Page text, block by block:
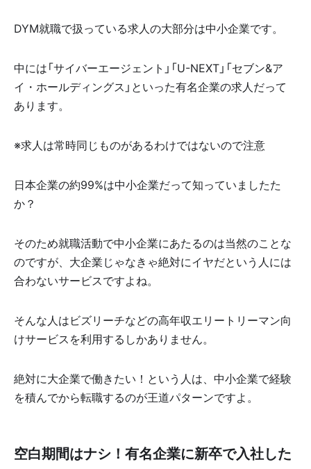
DYM就職で扱っている求人の大部分は中小企業です。
中には「サイバーエージェント」「U-NEXT」「セブン&ア
イ・ホールディングス」といった有名企業の求人だって
あります。
※求人は常時同じものがあるわけではないので注意
日本企業の約99%は中小企業だって知っていましたた
か？
そのため就職活動で中小企業にあたるのは当然のことな
のですが、大企業じゃなきゃ絶対にイヤだという人には
合わないサービスですよね。
そんな人はビズリーチなどの高年収エリートリーマン向
けサービスを利用するしかありません。
絶対に大企業で働きたい！という人は、中小企業で経験
を積んでから転職するのが王道パターンですよ。
空白期間はナシ！有名企業に新卒で入社した